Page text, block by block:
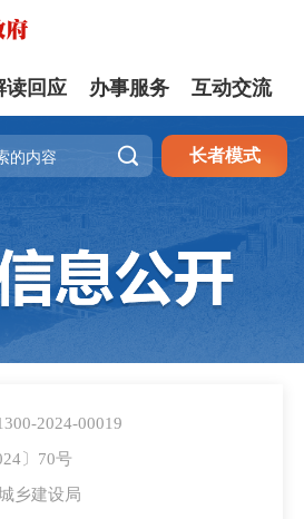
读回应 办事服务 互动交流
 长者模式
2024-00019
〕70号
乡建设局